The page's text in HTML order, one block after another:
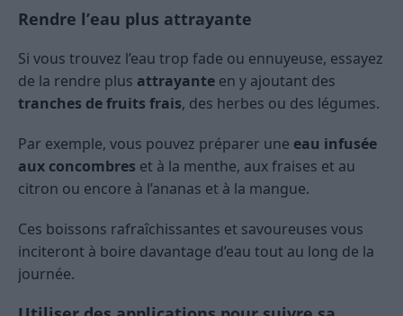
Rendre l’eau plus attrayante
Si vous trouvez l’eau trop fade ou ennuyeuse, essayez
de la rendre plus attrayante en y ajoutant des
tranches de fruits frais, des herbes ou des légumes.
Par exemple, vous pouvez préparer une eau infusée
aux concombres et à la menthe, aux fraises et au
citron ou encore à l’ananas et à la mangue.
Ces boissons rafraîchissantes et savoureuses vous
inciteront à boire davantage d’eau tout au long de la
journée.